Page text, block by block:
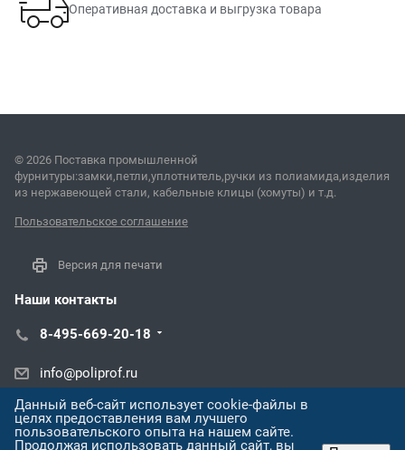
Оперативная доставка и выгрузка товара
© 2026 Поставка промышленной
фурнитуры:замки,петли,уплотнитель,ручки из полиамида,изделия
из нержавеющей стали, кабельные клицы (хомуты) и т.д.
Пользовательское соглашение
Версия для печати
Наши контакты
8-495-669-20-18
info@poliprof.ru
Алматы просп. Назарбаева, 273
Данный веб-сайт использует cookie-файлы в
целях предоставления вам лучшего
пользовательского опыта на нашем сайте.
Продолжая использовать данный сайт, вы